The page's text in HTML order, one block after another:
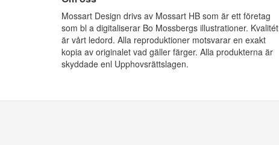
Mossart Design drivs av Mossart HB som är ett företag
som bl a digitaliserar Bo Mossbergs illustrationer. Kvalitét
är vårt ledord. Alla reproduktioner motsvarar en exakt
kopia av originalet vad gäller färger. Alla produkterna är
skyddade enl Upphovsrättslagen.